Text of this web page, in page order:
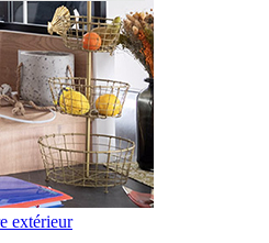
extérieur